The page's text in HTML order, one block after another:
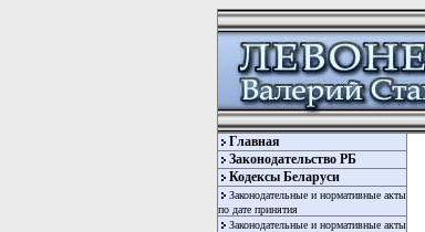
Главная
Законодательство РБ
Кодексы Беларуси
Законодательные и нормативные акты
по дате принятия
Законодательные и нормативные акты